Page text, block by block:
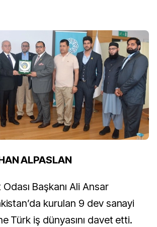
ALPASLAN
Başkanı Ali Ansar
kurulan 9 dev sanayi
Türk iş dünyasını davet etti.